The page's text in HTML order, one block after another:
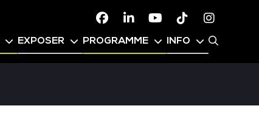
FacebookLinkedinYoutubeTikTok
EXPOSER PROGRAMME INFO